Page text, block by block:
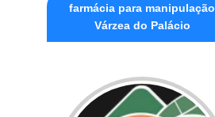
farmácia para manipulação
Várzea do Palácio